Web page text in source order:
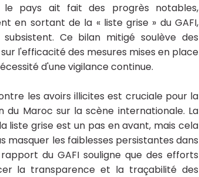
le pays ait fait des progrès notables,
en sortant de la « liste grise » du GAFI,
Ce bilan mitigé soulève des
l'efficacité des mesures mises en place
d'une vigilance continue.
les avoirs illicites est cruciale pour la
du Maroc sur la scène internationale. La
liste grise est un pas en avant, mais cela
masquer les faiblesses persistantes dans
du GAFI souligne que des efforts
la transparence et la traçabilité des